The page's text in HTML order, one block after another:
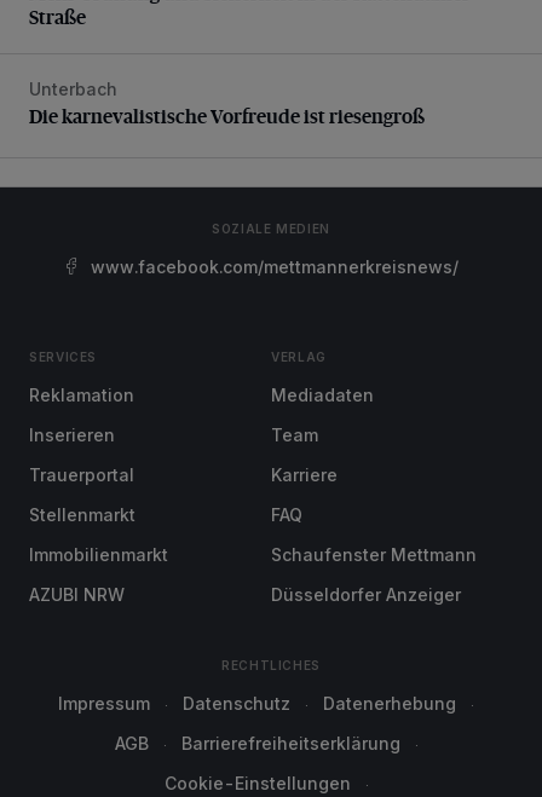
Straße
Die karnevalistische Vorfreude ist riesengroß
Unterbach
Die karnevalistische Vorfreude ist riesengroß
SOZIALE MEDIEN
www.facebook.com/mettmannerkreisnews/
SERVICES
Reklamation
Inserieren
Trauerportal
Stellenmarkt
Immobilienmarkt
AZUBI NRW
VERLAG
Mediadaten
Team
Karriere
FAQ
Schaufenster Mettmann
Düsseldorfer Anzeiger
RECHTLICHES
Impressum Datenschutz
Datenerhebung
AGB
Barrierefreiheitserklärung
Cookie-Einstellungen